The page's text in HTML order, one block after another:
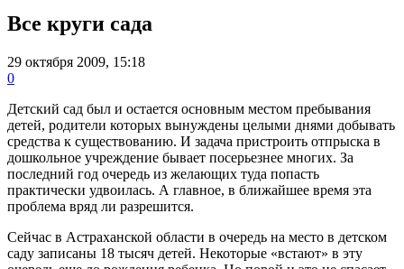
Все круги сада
29 октября 2009, 15:18
0
Детский сад был и остается основным местом пребывания
детей, родители которых вынуждены целыми днями добывать
средства к существованию. И задача пристроить отпрыска в
дошкольное учреждение бывает посерьезнее многих. За
последний год очередь из желающих туда попасть
практически удвоилась. А главное, в ближайшее время эта
проблема вряд ли разрешится.
Сейчас в Астраханской области в очередь на место в детском
саду записаны 18 тысяч детей. Некоторые «встают» в эту